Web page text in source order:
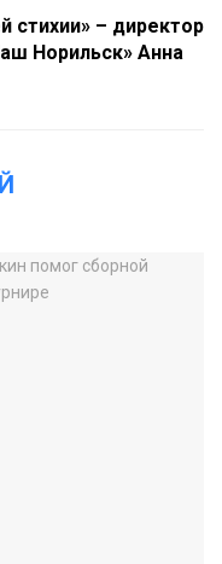
стихии» – директор
Норильск» Анна